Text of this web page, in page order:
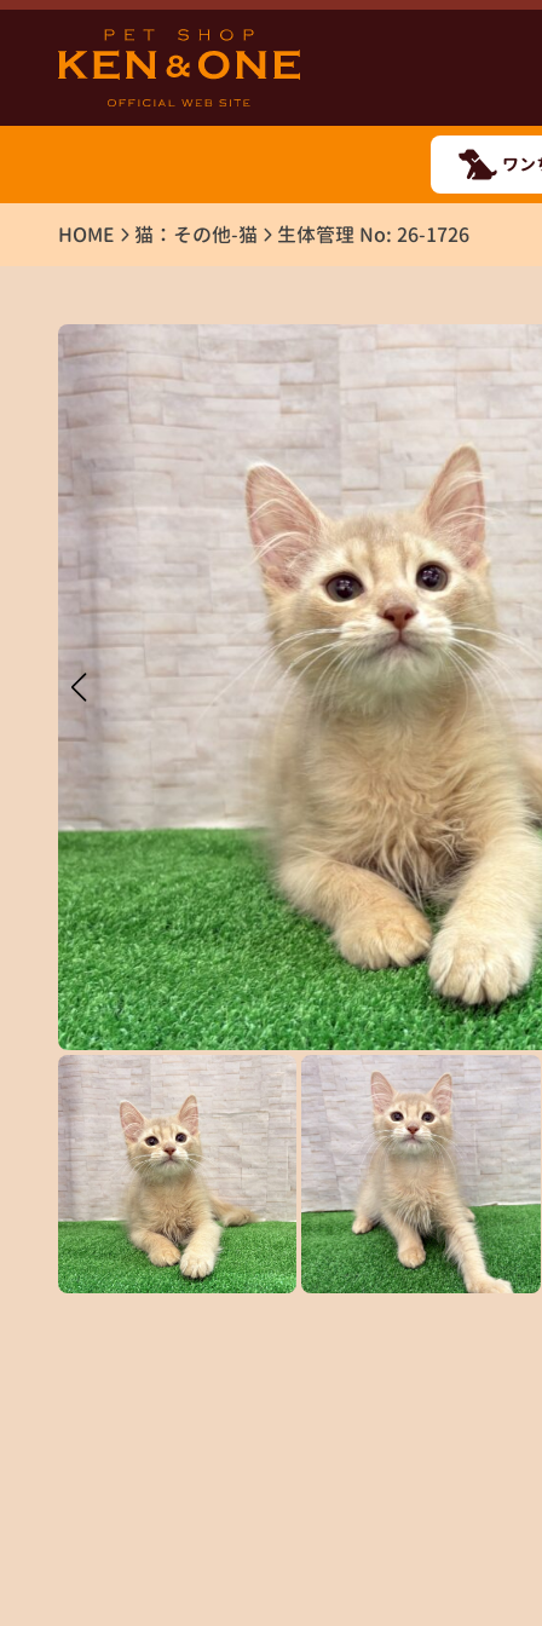
ワン
HOME 猫：その他-猫 生体管理 No: 26-1726